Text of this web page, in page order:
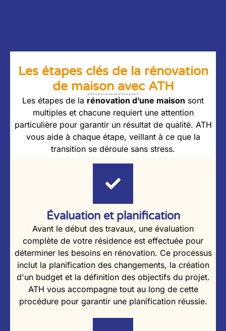
Les étapes clés de la rénovation
de maison avec ATH
Les étapes de la rénovation d’une maison sont
multiples et chacune requiert une attention
particulière pour garantir un résultat de qualité. ATH
vous aide à chaque étape, veillant à ce que la
transition se déroule sans stress.
Évaluation et planification
Avant le début des travaux, une évaluation
complète de votre résidence est effectuée pour
déterminer les besoins en rénovation. Ce processus
inclut la planification des changements, la création
d'un budget et la définition des objectifs du projet.
ATH vous accompagne tout au long de cette
procédure pour garantir une planification réussie.